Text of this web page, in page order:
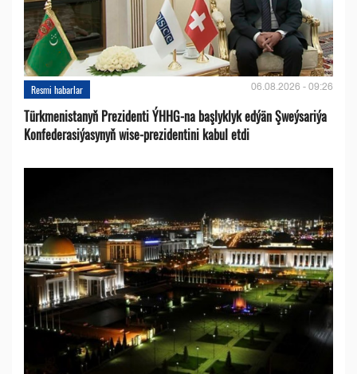
Resmi habarlar 06.08.2026 - 09:26
Türkmenistanyň Prezidenti ÝHHG-na başlyklyk edýän Şweýsariýa
Konfederasiýasynyň wise-prezidentini kabul etdi